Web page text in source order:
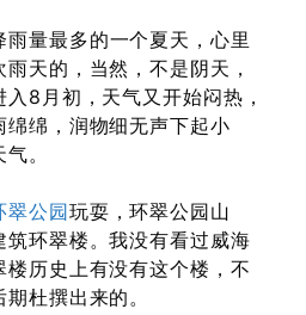
雨量最多的一个夏天，心里
天的，当然，不是阴天，
8月初，天气又开始闷热，
绵，润物细无声下起小
。
翠公园玩耍，环翠公园山
环翠楼。我没有看过威海
历史上有没有这个楼，不
杜撰出来的。